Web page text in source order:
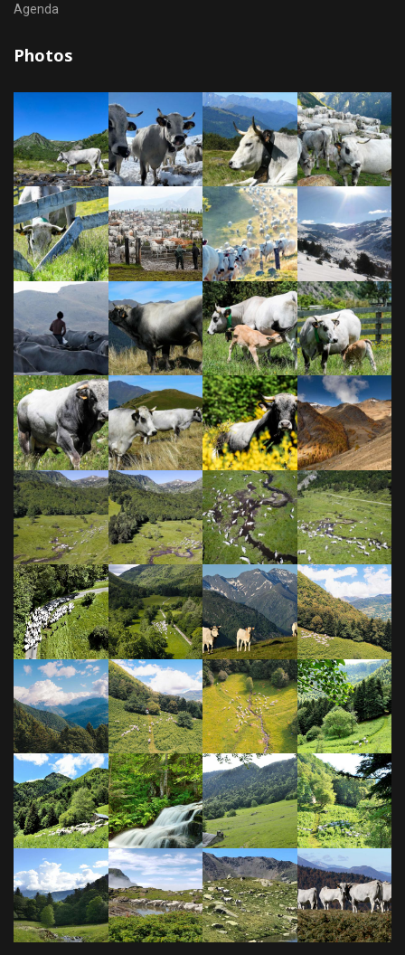
Agenda
Photos